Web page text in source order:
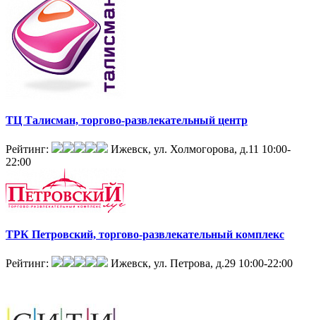
ТЦ Талисман, торгово-развлекательный центр
Рейтинг: Ижевск, ул. Холмогорова, д.11 10:00-
22:00
ТРК Петровский, торгово-развлекательный комплекс
Рейтинг: Ижевск, ул. Петрова, д.29 10:00-22:00